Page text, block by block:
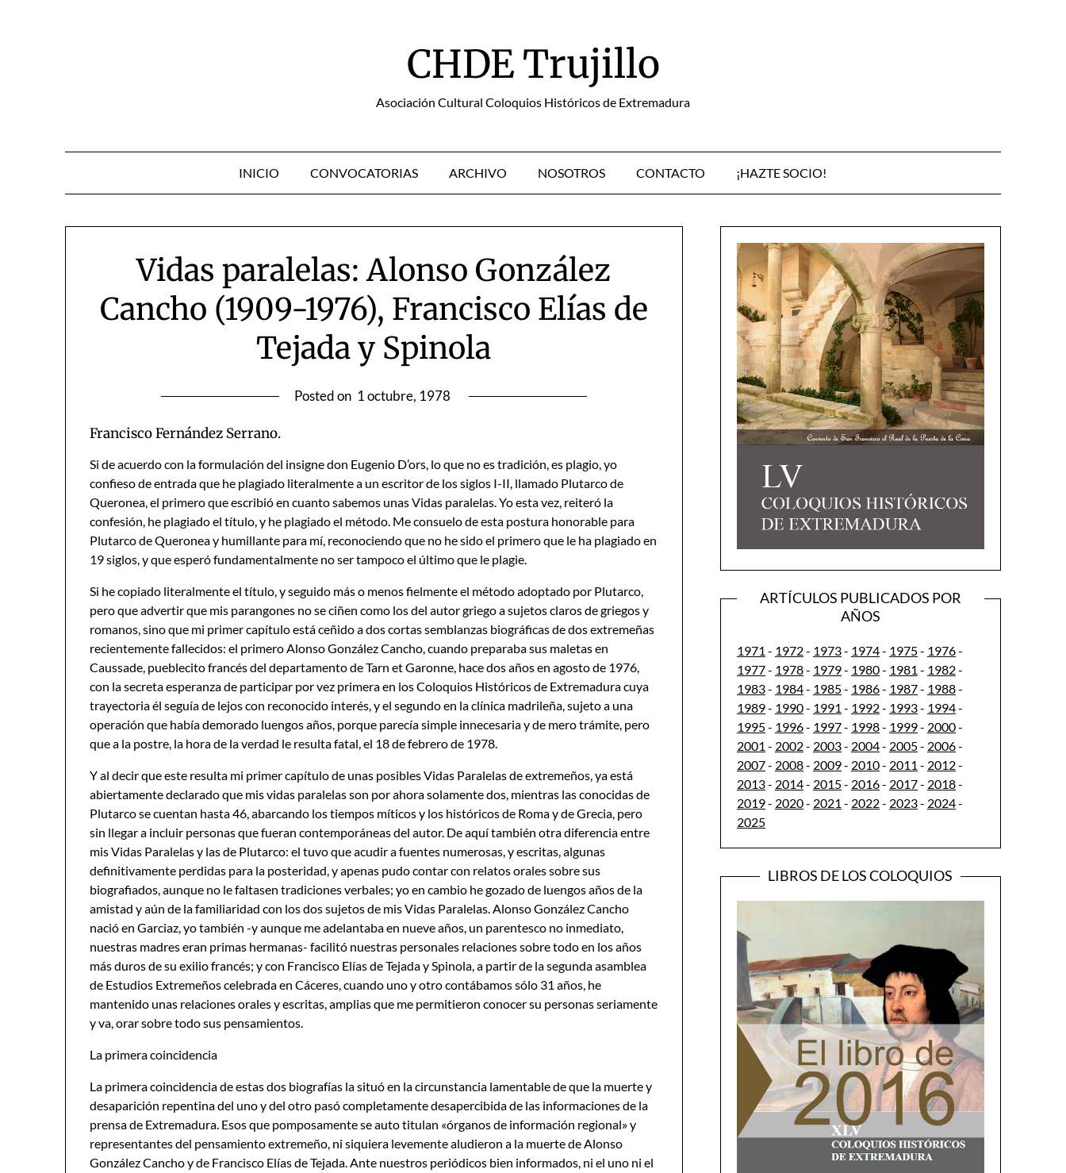
CHDE Trujillo
Asociación Cultural Coloquios Históricos de Extremadura
INICIO CONVOCATORIAS ARCHIVO NOSOTROS CONTACTO ¡HAZTE SOCIO!
Vidas paralelas: Alonso González
Cancho (1909-1976), Francisco Elías de
Tejada y Spinola
Posted on 1 octubre, 1978
Francisco Fernández Serrano.
Si de acuerdo con la formulación del insigne don Eugenio D’ors, lo que no es tradición, es plagio, yo
confieso de entrada que he plagiado literalmente a un escritor de los siglos I-II, llamado Plutarco de
Queronea, el primero que escribió en cuanto sabemos unas Vidas paralelas. Yo esta vez, reiteró la
confesión, he plagiado el título, y he plagiado el método. Me consuelo de esta postura honorable para
Plutarco de Queronea y humillante para mí, reconociendo que no he sido el primero que le ha plagiado en
19 siglos, y que esperó fundamentalmente no ser tampoco el último que le plagie.
Si he copiado literalmente el título, y seguido más o menos fielmente el método adoptado por Plutarco,
pero que advertir que mis parangones no se ciñen como los del autor griego a sujetos claros de griegos y
romanos, sino que mi primer capítulo está ceñido a dos cortas semblanzas biográficas de dos extremeñas
recientemente fallecidos: el primero Alonso González Cancho, cuando preparaba sus maletas en
Caussade, pueblecito francés del departamento de Tarn et Garonne, hace dos años en agosto de 1976,
con la secreta esperanza de participar por vez primera en los Coloquios Históricos de Extremadura cuya
trayectoria él seguía de lejos con reconocido interés, y el segundo en la clínica madrileña, sujeto a una
operación que había demorado luengos años, porque parecía simple innecesaria y de mero trámite, pero
que a la postre, la hora de la verdad le resulta fatal, el 18 de febrero de 1978.
Y al decir que este resulta mi primer capítulo de unas posibles Vidas Paralelas de extremeños, ya está
abiertamente declarado que mis vidas paralelas son por ahora solamente dos, mientras las conocidas de
Plutarco se cuentan hasta 46, abarcando los tiempos míticos y los históricos de Roma y de Grecia, pero
sin llegar a incluir personas que fueran contemporáneas del autor. De aquí también otra diferencia entre
mis Vidas Paralelas y las de Plutarco: el tuvo que acudir a fuentes numerosas, y escritas, algunas
definitivamente perdidas para la posteridad, y apenas pudo contar con relatos orales sobre sus
biografiados, aunque no le faltasen tradiciones verbales; yo en cambio he gozado de luengos años de la
amistad y aún de la familiaridad con los dos sujetos de mis Vidas Paralelas. Alonso González Cancho
nació en Garciaz, yo también -y aunque me adelantaba en nueve años, un parentesco no inmediato,
nuestras madres eran primas hermanas- facilitó nuestras personales relaciones sobre todo en los años
más duros de su exilio francés; y con Francisco Elías de Tejada y Spinola, a partir de la segunda asamblea
de Estudios Extremeños celebrada en Cáceres, cuando uno y otro contábamos sólo 31 años, he
mantenido unas relaciones orales y escritas, amplias que me permitieron conocer su personas seriamente
y va, orar sobre todo sus pensamientos.
La primera coincidencia
La primera coincidencia de estas dos biografías la situó en la circunstancia lamentable de que la muerte y
desaparición repentina del uno y del otro pasó completamente desapercibida de las informaciones de la
prensa de Extremadura. Esos que pomposamente se auto titulan «órganos de información regional» y
representantes del pensamiento extremeño, ni siquiera levemente aludieron a la muerte de Alonso
González Cancho y de Francisco Elías de Tejada. Ante nuestros periódicos bien informados, ni el uno ni el
ARTÍCULOS PUBLICADOS POR
AÑOS
1971 - 1972- 1973- 1974- 1975- 1976-
1977- 1978- 1979- 1980- 1981 - 1982-
1983- 1984- 1985- 1986- 1987- 1988-
1989- 1990- 1991 - 1992- 1993- 1994-
1995- 1996- 1997- 1998- 1999- 2000-
2001 - 2002- 2003- 2004- 2005- 2006-
2007- 2008- 2009- 2010- 2011 - 2012-
2013- 2014- 2015- 2016- 2017- 2018-
2019- 2020- 2021 - 2022- 2023- 2024-
2025
LIBROS DE LOS COLOQUIOS